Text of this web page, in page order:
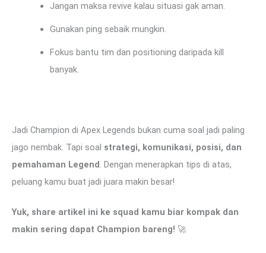
Jangan maksa revive kalau situasi gak aman.
Gunakan ping sebaik mungkin.
Fokus bantu tim dan positioning daripada kill
banyak.
Jadi Champion di Apex Legends bukan cuma soal jadi paling
jago nembak. Tapi soal strategi, komunikasi, posisi, dan
pemahaman Legend. Dengan menerapkan tips di atas,
peluang kamu buat jadi juara makin besar!
Yuk, share artikel ini ke squad kamu biar kompak dan
makin sering dapat Champion bareng! 🚀